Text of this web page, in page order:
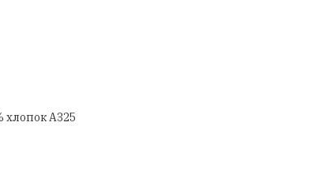
хлопок A325